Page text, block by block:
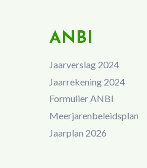
ANBI
Jaarverslag 2024
Jaarrekening 2024
Formulier ANBI
Meerjarenbeleidsplan
Jaarplan 2026